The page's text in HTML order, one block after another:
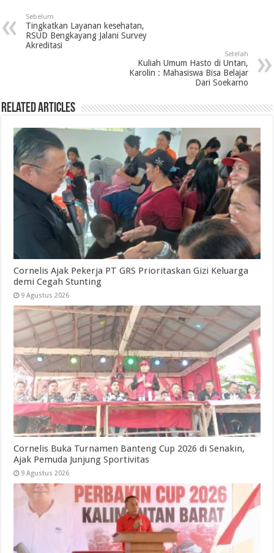
Sebelum
Tingkatkan Layanan kesehatan,
RSUD Bengkayang Jalani Survey
Akreditasi
Setelah
Kuliah Umum Hasto di Untan,
Karolin : Mahasiswa Bisa Belajar
Dari Soekarno
Related Articles
Cornelis Ajak Pekerja PT GRS Prioritaskan Gizi Keluarga
demi Cegah Stunting
9 Agustus 2026
Cornelis Buka Turnamen Banteng Cup 2026 di Senakin,
Ajak Pemuda Junjung Sportivitas
9 Agustus 2026